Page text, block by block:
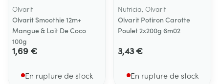
Olvarit
Olvarit Smoothie 12m+
Mangue & Lait De Coco
100g
1,69 €
En rupture de stock
Nutricia, Olvarit
Olvarit Potiron Carotte
Poulet 2x200g 6m02
3,43 €
En rupture de stock